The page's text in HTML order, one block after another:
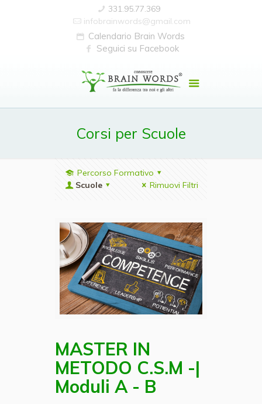
331.95.77.369
infobrainwords@gmail.com
Calendario Brain Words
Seguici su Facebook
Corsi per Scuole
Percorso Formativo
Scuole
Rimuovi Filtri
MASTER IN METODO C.S.M -| Moduli A - B
MASTER IN
METODO C.S.M -|
Moduli A - B